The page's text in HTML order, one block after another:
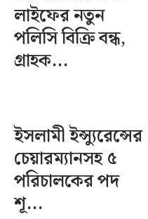
লাইফের নতুন
পলিসি বিক্রি বন্ধ,
গ্রাহক...
ইসলামী ইন্স্যুরেন্সের
চেয়ারম্যানসহ ৫
পরিচালকের পদ
শূ...